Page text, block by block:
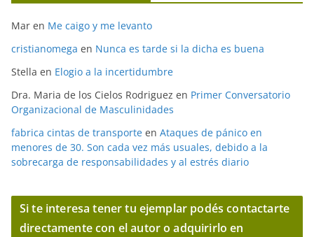
Mar en Me caigo y me levanto
cristianomega en Nunca es tarde si la dicha es buena
Stella en Elogio a la incertidumbre
Dra. Maria de los Cielos Rodriguez en Primer Conversatorio
Organizacional de Masculinidades
fabrica cintas de transporte en Ataques de pánico en
menores de 30. Son cada vez más usuales, debido a la
sobrecarga de responsabilidades y al estrés diario
Si te interesa tener tu ejemplar podés contactarte
directamente con el autor o adquirirlo en